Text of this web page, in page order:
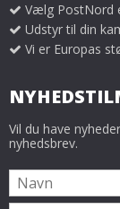
Vælg PostNord
Udstyr til din
Vi er Europas
Vil du have
nyhedsbrev.